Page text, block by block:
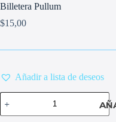
Billetera Pullum
$15,00
Añadir a lista de deseos
Billetera
Pullum
cantidad